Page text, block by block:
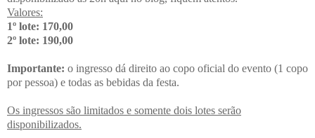
Valores:
1º lote: 170,00
2º lote: 190,00
Importante: o ingresso dá direito ao copo oficial do evento (1 copo
por pessoa) e todas as bebidas da festa.
Os ingressos são limitados e somente dois lotes serão
disponibilizados.